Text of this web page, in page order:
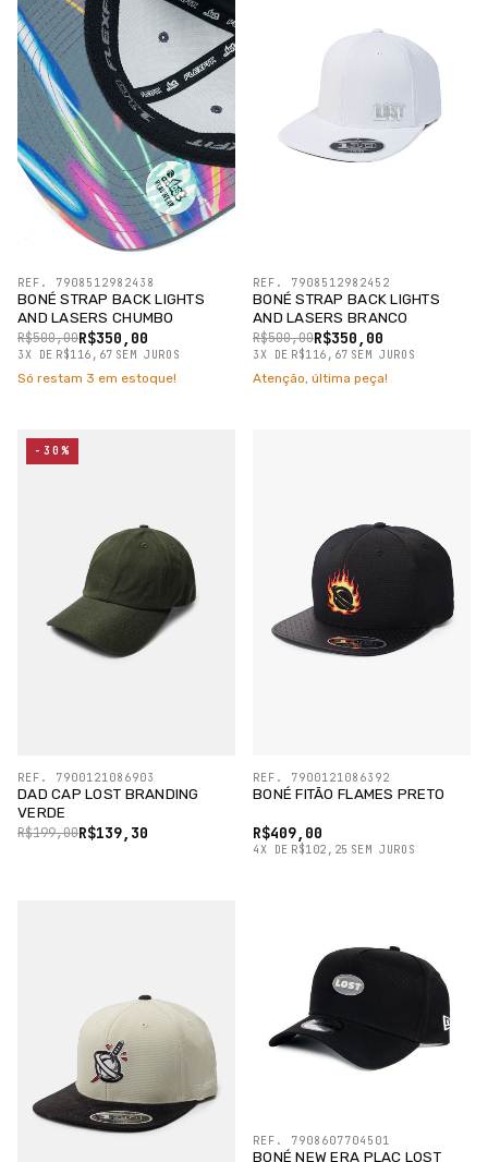
BONÉ STRAP BACK LIGHTS
AND LASERS CHUMBO
R$350,00
R$500,00
3X DE R$116,67 SEM JUROS
REF. 7908512982438
Só restam 3 em estoque!
BONÉ STRAP BACK LIGHTS
AND LASERS BRANCO
R$350,00
R$500,00
3X DE R$116,67 SEM JUROS
REF. 7908512982452
Atenção, última peça!
DAD CAP LOST BRANDING
VERDE
R$139,30
R$199,00
REF. 7900121086903
-30%
BONÉ FITÃO FLAMES PRETO
R$409,00
4X DE R$102,25 SEM JUROS
REF. 7900121086392
BONÉ NEW ERA PLAC LOST
REF. 7908607704501